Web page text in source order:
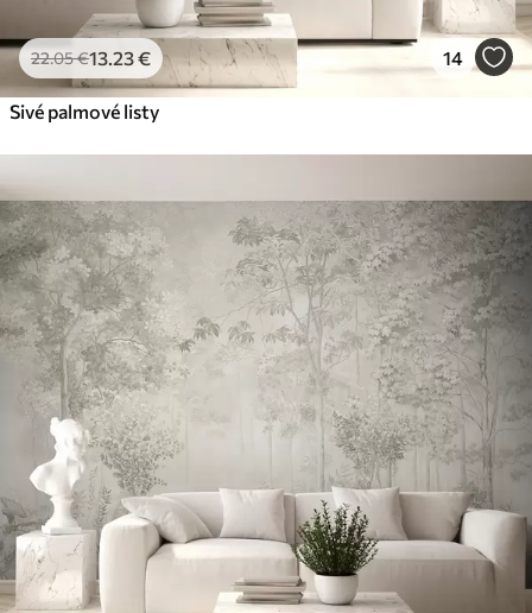
22.05€13 .23€ 14
Sivé palmové listy